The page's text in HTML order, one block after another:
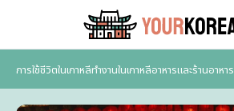
การใช้ชีวิตในเกาหลีทำงานในเกาหลีอาหารและร้านอาหาร